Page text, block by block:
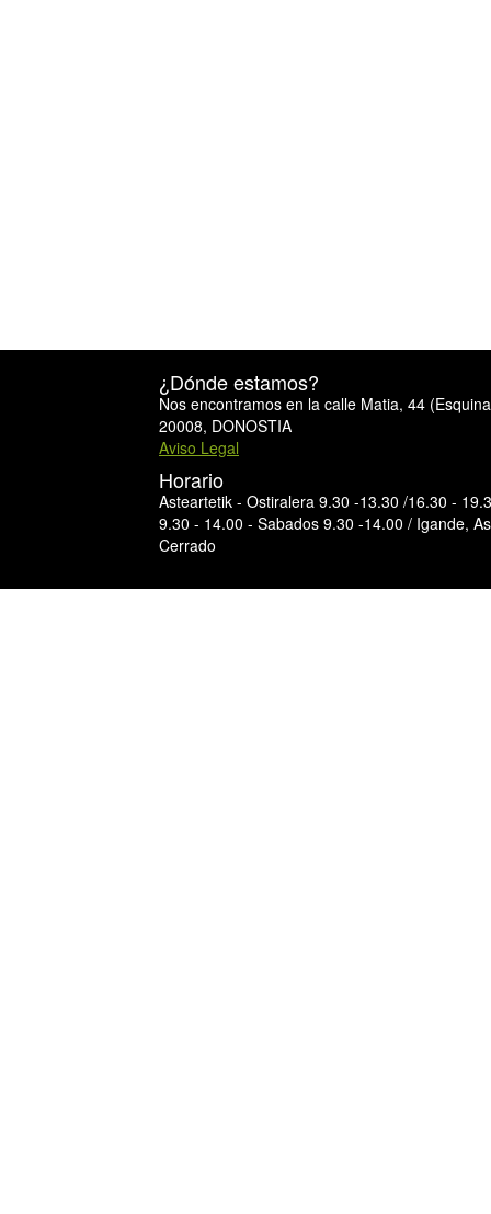
¿Dónde estamos?
Nos encontramos en la calle Matia, 44
20008, DONOSTIA
Aviso Legal
Horario
Asteartetik - Ostiralera 9.30 -13.30 /16.30 -
9.30 - 14.00 - Sabados 9.30 -14.00 / Igande,
Cerrado